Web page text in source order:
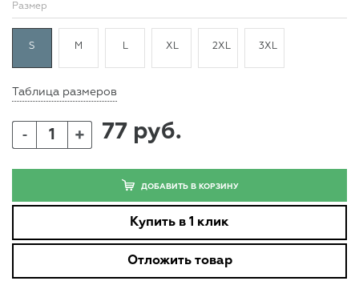
Размер
S M L XL 2XL 3XL
Таблица размеров
- + 77 руб.
ДОБАВИТЬ В КОРЗИНУ
Купить в 1 клик
Отложить товар